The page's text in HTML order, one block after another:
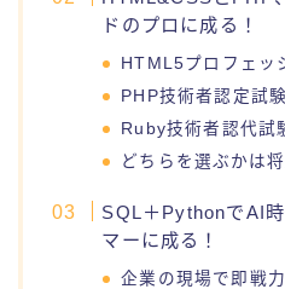
ドのプロに成る！
HTML5プロフェッ
PHP技術者認定試験
Ruby技術者認代試
どちらを選ぶかは
SQL＋PythonでAI
マーに成る！
企業の現場で即戦